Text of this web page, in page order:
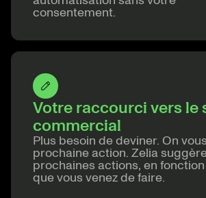
consentement.
Votre raccourci vers le
commercial
Plus besoin de deviner. On
prochaine action. Zelia
prochaines actions, en
que vous venez de faire.